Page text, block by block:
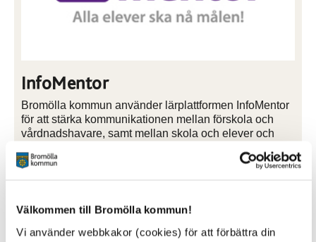
Välkommen till Bromölla kommun!
Vi använder webbkakor (cookies) för att förbättra din
InfoMentor
Bromölla kommun använder lärplattformen InfoMentor
för att stärka kommunikationen mellan förskola och
vårdnadshavare, samt mellan skola och elever och
Mer information om InfoMentor